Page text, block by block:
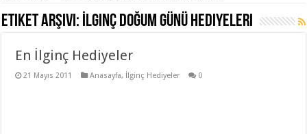
Etiket arşivi: İlginç doğum günü hediyeleri
En İlginç Hediyeler
21 Mayıs 2011 Anasayfa, İlginç Hediyeler 0